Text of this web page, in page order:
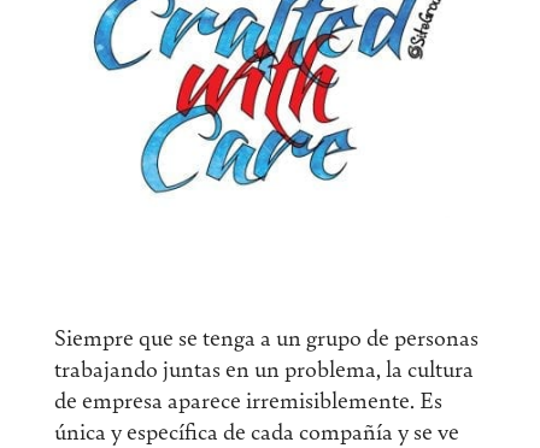
Siempre que se tenga a un grupo de personas
trabajando juntas en un problema, la cultura
de empresa aparece irremisiblemente. Es
única y específica de cada compañía y se ve